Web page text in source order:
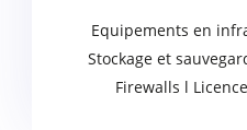
Equipements en
Stockage et
Firewalls l